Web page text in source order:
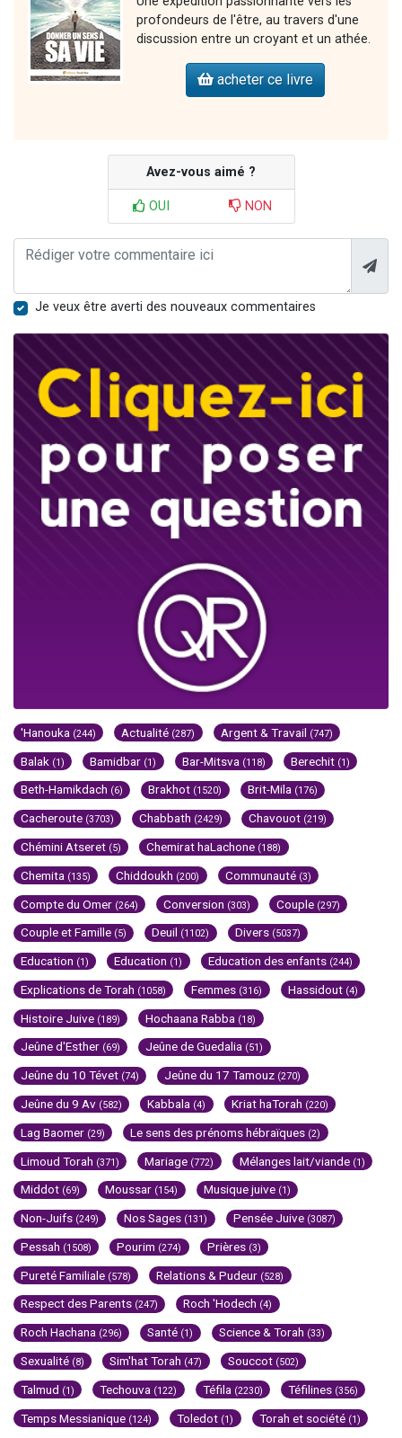
profondeurs de l'être, au travers d'une
discussion entre un croyant et un athée.
acheter ce livre
Avez-vous aimé ?
OUI NON
Je veux être averti des nouveaux commentaires
'Hanouka (244) Actualité (287) Argent & Travail (747)
Balak (1) Bamidbar (1) Bar-Mitsva (118) Berechit (1)
Beth-Hamikdach (6) Brakhot (1520) Brit-Mila (176)
Cacheroute (3703) Chabbath (2429) Chavouot (219)
Chémini Atseret (5) Chemirat haLachone (188)
Chemita (135) Chiddoukh (200) Communauté (3)
Compte du Omer (264) Conversion (303) Couple (297)
Couple et Famille (5) Deuil (1102) Divers (5037)
Education (1) Education (1) Education des enfants (244)
Explications de Torah (1058) Femmes (316) Hassidout (4)
Histoire Juive (189) Hochaana Rabba (18)
Jeûne d'Esther (69) Jeûne de Guedalia (51)
Jeûne du 10 Tévet (74) Jeûne du 17 Tamouz (270)
Jeûne du 9 Av (582) Kabbala (4) Kriat haTorah (220)
Lag Baomer (29) Le sens des prénoms hébraïques (2)
Limoud Torah (371) Mariage (772) Mélanges lait/viande (1)
Middot (69) Moussar (154) Musique juive (1)
Non-Juifs (249) Nos Sages (131) Pensée Juive (3087)
Pessah (1508) Pourim (274) Prières (3)
Pureté Familiale (578) Relations & Pudeur (528)
Respect des Parents (247) Roch 'Hodech (4)
Roch Hachana (296) Santé (1) Science & Torah (33)
Sexualité (8) Sim'hat Torah (47) Souccot (502)
Talmud (1) Techouva (122) Téfila (2230) Téfilines (356)
Temps Messianique (124) Toledot (1) Torah et société (1)